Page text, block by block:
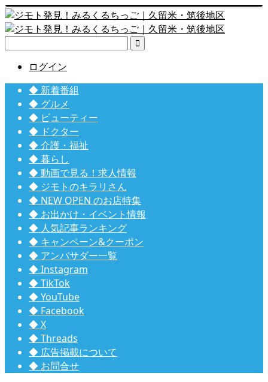

ログイン
◆ 新着番組
◆ グルメ
◆ ビューティー
◆ ドクター
◆ 介護・福祉
◆ 暮らし
◆ 動画で見る！求人情報
◆ ジモトのキラリさん
◆ NEW OPEN のお店特集
◆ お出かけ・イベント情報
◆ 人気記事ランキング
◆ キャンペーン&クーポン
◆ アンバサダー一覧
◆ Instagram
◆ TikTok
◆ YouTube
◆ Facebook
◆ X
◆ Threads
◆ 広告掲載について
◆ お問合せ